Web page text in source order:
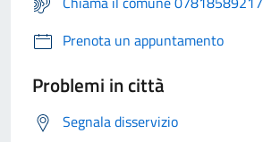
Prenota un appuntamento
Problemi in città
Segnala disservizio